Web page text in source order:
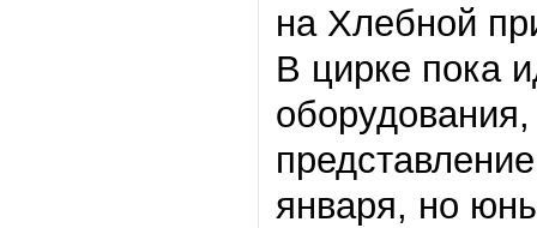
на Хлебной
В цирке пока
января, но